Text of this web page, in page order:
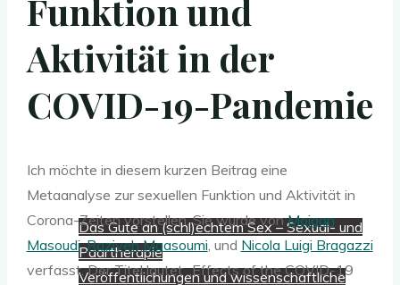
Beratung, Coaching, Supervision
Workshops, Seminare, Lehre
Über mich
Das Gute an (schl)echtem Sex – Sexual- und
Paartherapie
Veröffentlichungen und wissenschaftliche
Funktion und
Aktivität in der
COVID-19-Pandemie
Ich möchte in diesem kurzen Beitrag eine
Metaanalyse zur sexuellen Funktion und Aktivität in
Corona-Zeiten vorstellen. Sie wurde vonMojgan
Masoudi,Raziyeh Maasoumi , und Nicola Luigi Bragazzi
verfasst. Der Titel lautet „Effects of the COVID-19